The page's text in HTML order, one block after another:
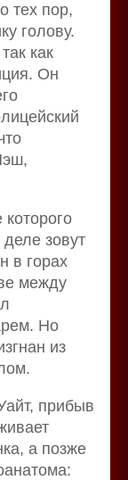
тех пор,
голову.
как
Он
зовут
в горах
между
Но
из
прибыв
а позже